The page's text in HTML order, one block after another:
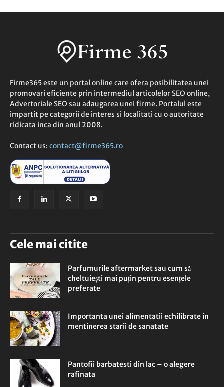
Firme365 este un portal online care ofera posibilitatea unei
promovari eficiente prin intermediul articolelor SEO online,
Advertoriale SEO sau adaugarea unei firme. Portalul este
impartit pe categorii de interes si localitati cu o autoritate
ridicata inca din anul 2008.
Contact us: contact@firme365.ro
Cele mai citite
Parfumurile aftermarket sau cum să
cheltuiești mai puțin pentru esențele
preferate
Importanta unei alimentatii echilibrate in
mentinerea starii de sanatate
Pantofii barbatesti din lac – o alegere
rafinata